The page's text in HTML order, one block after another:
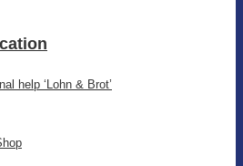
help ‘Lohn & Brot’